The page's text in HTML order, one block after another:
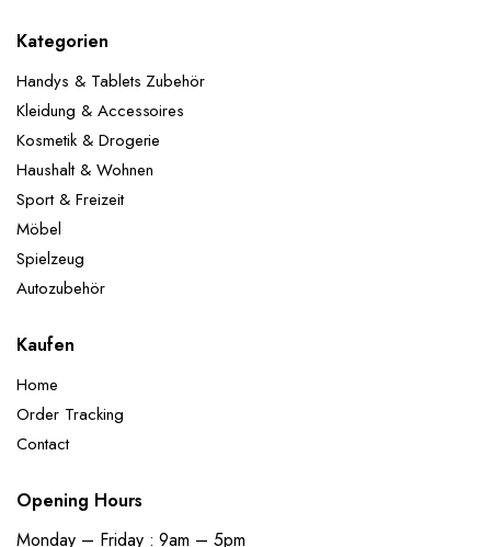
Kategorien
Handys & Tablets Zubehör
Kleidung & Accessoires
Kosmetik & Drogerie
Haushalt & Wohnen
Sport & Freizeit
Möbel
Spielzeug
Autozubehör
Kaufen
Home
Order Tracking
Contact
Opening Hours
Monday – Friday : 9am – 5pm